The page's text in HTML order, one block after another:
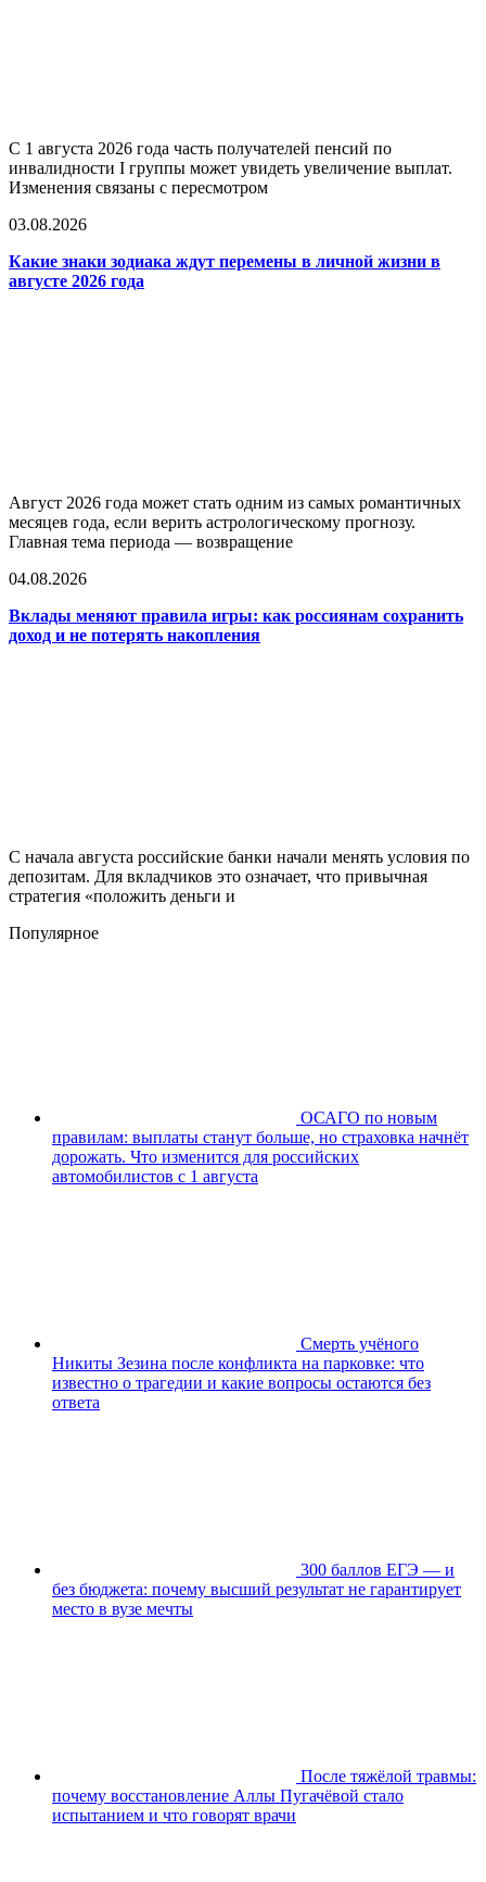
С 1 августа 2026 года часть получателей пенсий по
инвалидности I группы может увидеть увеличение выплат.
Изменения связаны с пересмотром
03.08.2026
Какие знаки зодиака ждут перемены в личной жизни в
августе 2026 года
Август 2026 года может стать одним из самых романтичных
месяцев года, если верить астрологическому прогнозу.
Главная тема периода — возвращение
04.08.2026
Вклады меняют правила игры: как россиянам сохранить
доход и не потерять накопления
С начала августа российские банки начали менять условия по
депозитам. Для вкладчиков это означает, что привычная
стратегия «положить деньги и
Популярное
ОСАГО по новым
правилам: выплаты станут больше, но страховка начнёт
дорожать. Что изменится для российских
автомобилистов с 1 августа
Смерть учёного
Никиты Зезина после конфликта на парковке: что
известно о трагедии и какие вопросы остаются без
ответа
300 баллов ЕГЭ — и
без бюджета: почему высший результат не гарантирует
место в вузе мечты
После тяжёлой травмы:
почему восстановление Аллы Пугачёвой стало
испытанием и что говорят врачи